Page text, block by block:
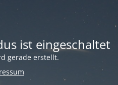
ist eingeschaltet
gerade erstellt.